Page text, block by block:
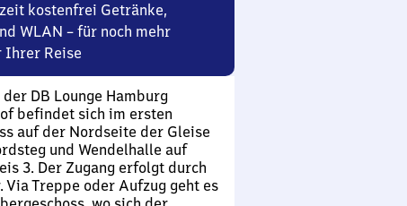
kostenfrei Getränke,
WLAN – für noch mehr
Ihrer Reise
DB Lounge Hamburg
befindet sich im ersten
auf der Nordseite der Gleise
und Wendelhalle auf
3. Der Zugang erfolgt durch
Via Treppe oder Aufzug geht es